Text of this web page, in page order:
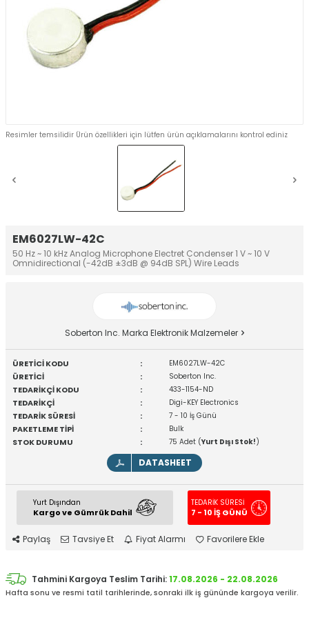
EM6027LW-42C
50 Hz ~ 10 kHz Analog Microphone Electret Condenser 1 V ~ 10 V
Omnidirectional (-42dB ±3dB @ 94dB SPL) Wire Leads
Resimler temsilidir Ürün özellikleri için lütfen ürün açıklamalarını kontrol ediniz
Soberton Inc. Marka Elektronik Malzemeler
ÜRETİCİ KODU : EM6027LW-42C
ÜRETİCİ : Soberton Inc.
TEDARİKÇİ KODU : 433-1154-ND
TEDARİKÇİ : Digi-KEY Electronics
TEDARİK SÜRESİ : 7 - 10 İş Günü
PAKETLEME TİPİ : Bulk
STOK DURUMU : 75 Adet (Yurt Dışı Stok!)
DATASHEET
Yurt Dışından
Kargo ve Gümrük Dahil
TEDARİK SÜRESİ
7 - 10 İŞ GÜNÜ
Paylaş Tavsiye Et Fiyat Alarmı Favorilere Ekle
Tahmini Kargoya Teslim Tarihi:17.08.2026 - 22.08.2026
Hafta sonu ve resmi tatil tarihlerinde, sonraki ilk iş gününde kargoya verilir.